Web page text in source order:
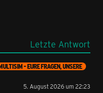
Letzte Antwort
- EURE FRAGEN, UNSERE
5. August 2026 um 22:23